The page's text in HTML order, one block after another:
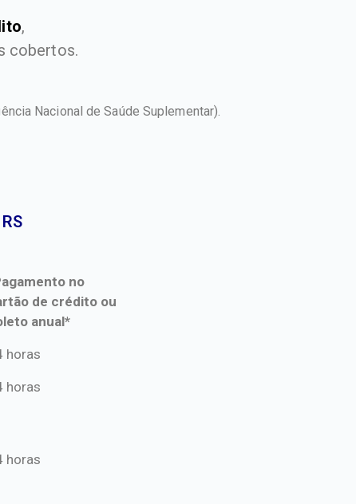
,
cobertos.
Nacional de Saúde Suplementar).
no
de crédito ou
anual*
no
anual*
horas
horas
horas